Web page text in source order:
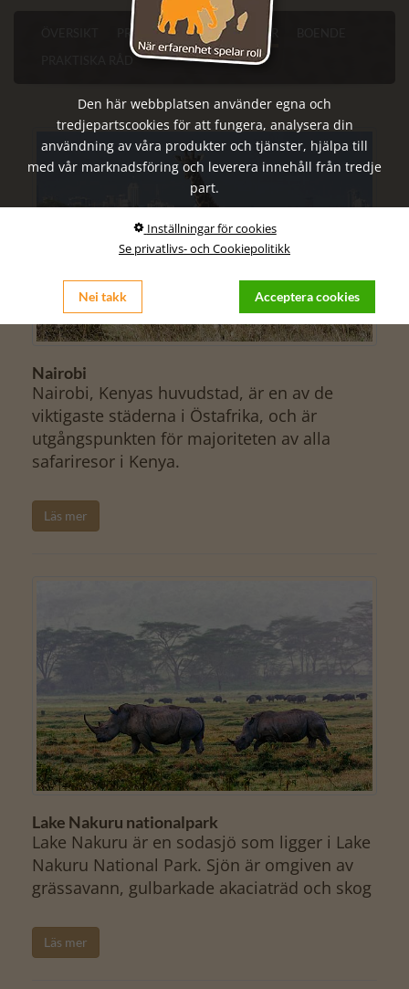
PROGRAM SEVÄRDHETER
Nairobi
Nairobi, Kenyas huvudstad, är en av de
viktigaste städerna i Östafrika, och är
utgångspunkten för majoriteten av alla
safariresor i Kenya.
Läs mer
Lake Nakuru nationalpark
Lake Nakuru är en sodasjö som ligger i Lake
Nakuru National Park. Sjön är omgiven av
grässavann, gulbarkade akaciaträd och skog
Läs mer
Den här webbplatsen använder egna och
tredjepartscookies för att fungera, analysera din
användning av våra produkter och tjänster, hjälpa till
med vår marknadsföring och leverera innehåll från tredje
part.
Inställningar för cookies
Se privatlivs- och Cookiepolitikk
Nei takk Acceptera cookies